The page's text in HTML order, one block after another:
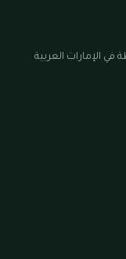
الإمارات العربية